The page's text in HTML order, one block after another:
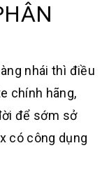
nhái thì điều
chính hãng,
để sớm sở
có công dụng